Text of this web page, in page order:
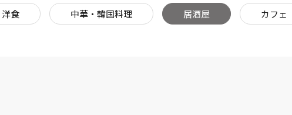
洋食 中華・韓国料理 居酒屋 カフェ